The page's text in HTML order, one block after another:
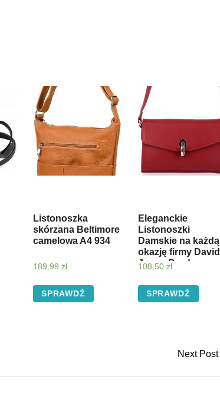
Listonoszka
skórzana Beltimore
camelowa A4 934
189,99 zł
SPRAWDŹ
Eleganckie
Listonoszki
Damskie na każdą
okazję firmy David
Jones Bordowa
108,50 zł
SPRAWDŹ
Next Post